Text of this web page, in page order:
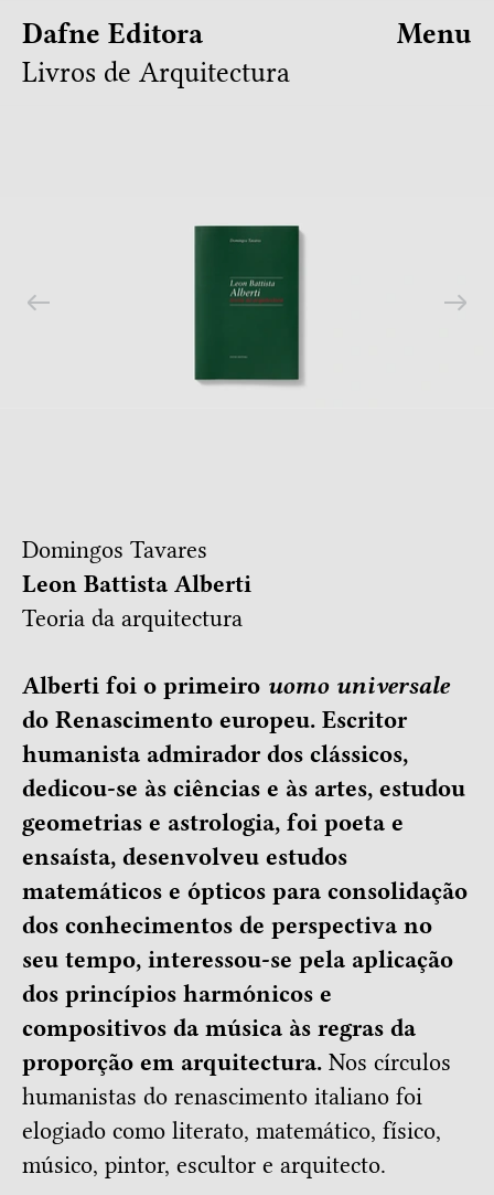
Dafne Editora
Livros de Arquitectura
Menu
Domingos Tavares
Leon Battista Alberti
Teoria da arquitectura
Alberti foi o primeiro uomo universale
do Renascimento europeu. Escritor
humanista admirador dos clássicos,
dedicou-se às ciências e às artes, estudou
geometrias e astrologia, foi poeta e
ensaísta, desenvolveu estudos
matemáticos e ópticos para consolidação
dos conhecimentos de perspectiva no
seu tempo, interessou-se pela aplicação
dos princípios harmónicos e
compositivos da música às regras da
proporção em arquitectura. Nos círculos
humanistas do renascimento italiano foi
elogiado como literato, matemático, físico,
músico, pintor, escultor e arquitecto.